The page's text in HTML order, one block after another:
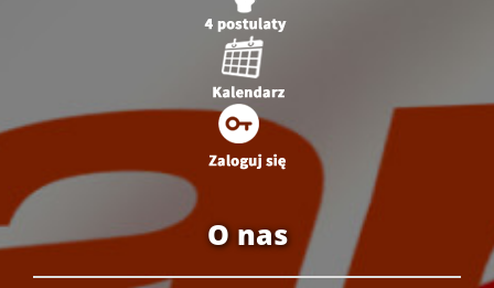
O nas